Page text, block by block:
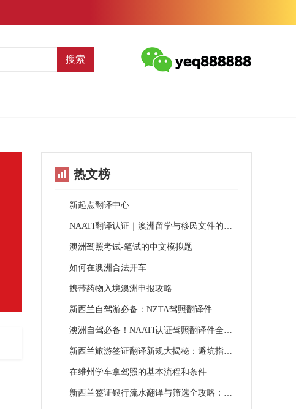
搜索
热文榜
新起点翻译中心
NAATI翻译认证｜澳洲留学与移民文件的官方通行证
澳洲驾照考试-笔试的中文模拟题
如何在澳洲合法开车
携带药物入境澳洲申报攻略​
新西兰自驾游必备：NZTA驾照翻译件
澳洲自驾必备！NAATI认证驾照翻译件全攻略：避坑指南+法规详解
新西兰旅游签证翻译新规大揭秘：避坑指南来了
在维州学车拿驾照的基本流程和条件
新西兰签证银行流水翻译与筛选全攻略：避坑指南 + 实操技巧